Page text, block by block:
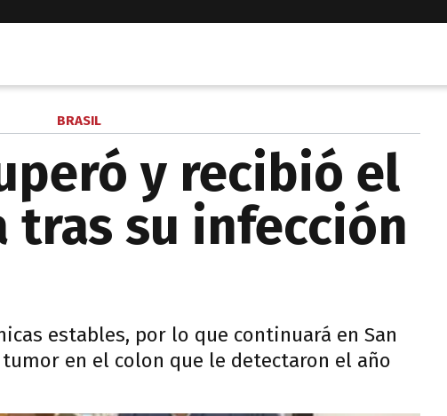
BRASIL
y recibió el
tras su infección
estables, por lo que continuará en San
en el colon que le detectaron el año